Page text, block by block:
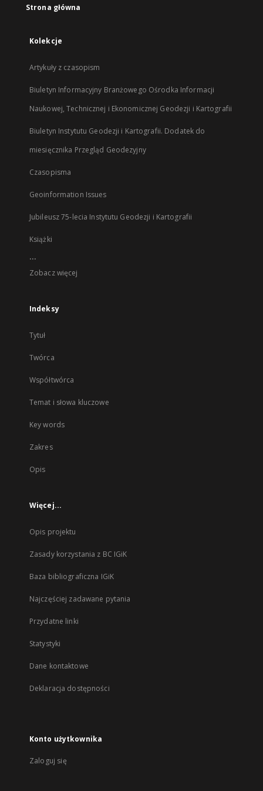
Strona główna
Kolekcje
Artykuły z czasopism
Biuletyn Informacyjny Branżowego Ośrodka Informacji
Naukowej, Technicznej i Ekonomicznej Geodezji i Kartografii
Biuletyn Instytutu Geodezji i Kartografii. Dodatek do
miesięcznika Przegląd Geodezyjny
Czasopisma
Geoinformation Issues
Jubileusz 75-lecia Instytutu Geodezji i Kartografii
Książki
...
Zobacz więcej
Indeksy
Tytuł
Twórca
Współtwórca
Temat i słowa kluczowe
Key words
Zakres
Opis
Więcej...
Opis projektu
Zasady korzystania z BC IGiK
Baza bibliograficzna IGiK
Najczęściej zadawane pytania
Przydatne linki
Statystyki
Dane kontaktowe
Deklaracja dostępności
Konto użytkownika
Zaloguj się